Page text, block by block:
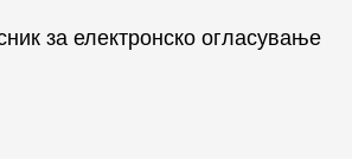
за електронско огласување